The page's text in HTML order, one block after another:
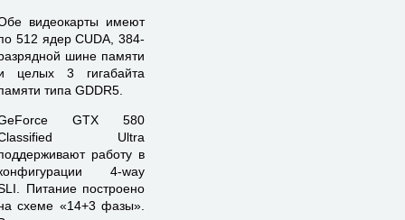
видеокарты имеют
512 ядер CUDA, 384-
шине памяти
целых 3 гигабайта
типа GDDR5.
GTX 580
Ultra
работу в
4-way
Питание построено
схеме «14+3 фазы».